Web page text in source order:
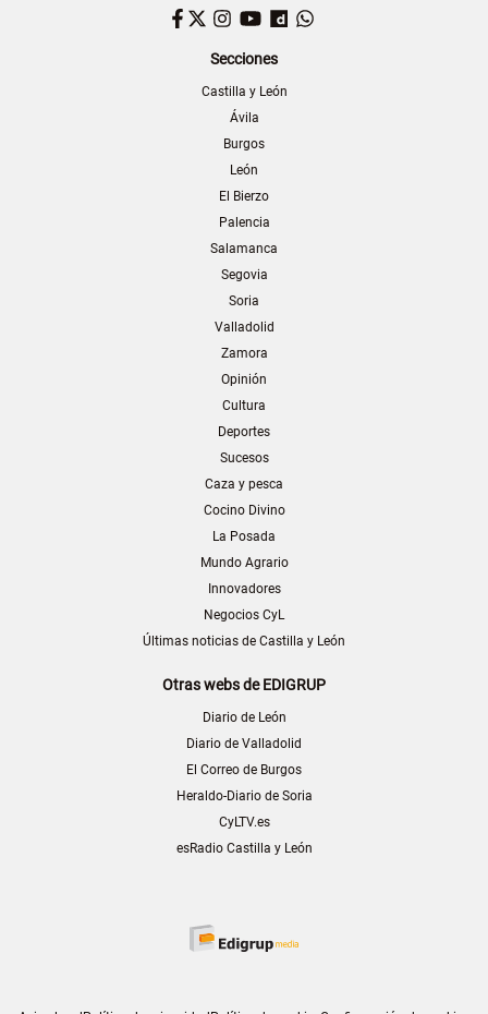
Facebook
TwitterInstagram
YouTubeDailymotion
Secciones
Castilla y León
Ávila
Burgos
León
El Bierzo
Palencia
Salamanca
Segovia
Soria
Valladolid
Zamora
Opinión
Cultura
Deportes
Sucesos
Caza y pesca
Cocino Divino
La Posada
Mundo Agrario
Innovadores
Negocios CyL
Últimas noticias de Castilla y León
Otras webs de EDIGRUP
Diario de León
Diario de Valladolid
El Correo de Burgos
Heraldo-Diario de Soria
CyLTV.es
esRadio Castilla y León